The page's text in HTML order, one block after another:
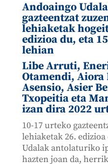
Andoaingo
gazteentzat
lehiaketak
edizioa du, eta
lehian
Libe Arruti,
Otamendi, Aiora
Asensio, Asier
Txopeitia eta
izan dira 2022
10-17 urteko
lehiaketak 26.
Udalak antolaturiko
hazten joan da,